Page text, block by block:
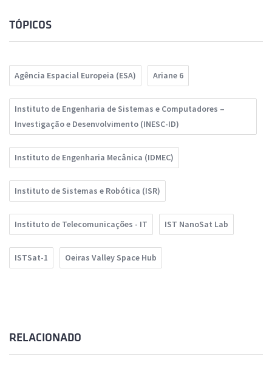
TÓPICOS
Agência Espacial Europeia (ESA) Ariane 6
Instituto de Engenharia de Sistemas e Computadores –
Investigação e Desenvolvimento (INESC-ID)
Instituto de Engenharia Mecânica (IDMEC)
Instituto de Sistemas e Robótica (ISR)
Instituto de Telecomunicações - IT IST NanoSat Lab
ISTSat-1 Oeiras Valley Space Hub
RELACIONADO